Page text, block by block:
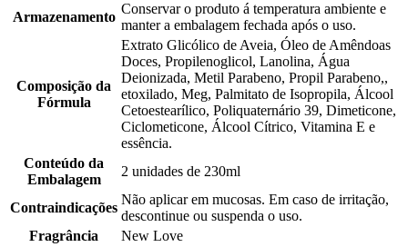
Armazenamento
Conservar o produto á temperatura ambiente e
manter a embalagem fechada após o uso.
Composição da
Fórmula
Extrato Glicólico de Aveia, Óleo de Amêndoas
Doces, Propilenoglicol, Lanolina, Água
Deionizada, Metil Parabeno, Propil Parabeno,,
etoxilado, Meg, Palmitato de Isopropila, Álcool
Cetoestearílico, Poliquaternário 39, Dimeticone,
Ciclometicone, Álcool Cítrico, Vitamina E e
essência.
Conteúdo da
Embalagem
2 unidades de 230ml
Contraindicações
Não aplicar em mucosas. Em caso de irritação,
descontinue ou suspenda o uso.
Fragrância
New Love